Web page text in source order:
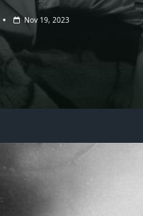
Nov 19, 2023